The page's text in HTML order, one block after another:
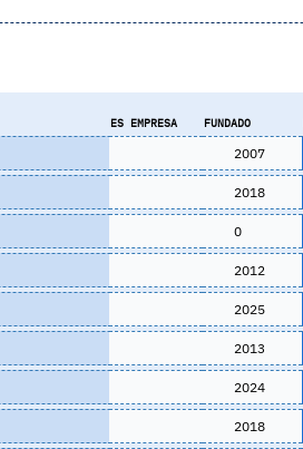
ES EMPRESA FUNDADO
2007
2018
0
2012
2025
2013
2024
2018